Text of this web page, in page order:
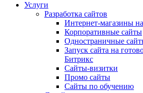
Услуги
Разработка сайтов
Интернет-магазины
Корпоративные сайты
Одностраничные
Запуск сайта на
Битрикс
Сайты-визитки
Промо сайты
Сайты по обучению